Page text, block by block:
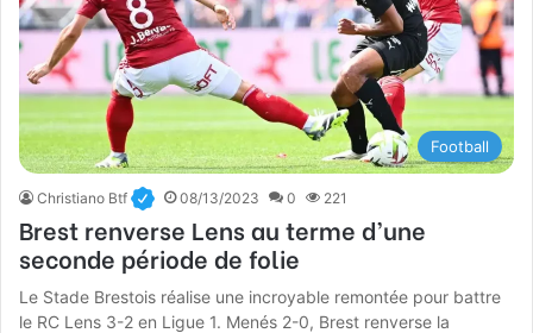
Football
Christiano Btf 08/13/2023 0 221
Brest renverse Lens au terme d’une
seconde période de folie
Le Stade Brestois réalise une incroyable remontée pour battre
le RC Lens 3-2 en Ligue 1. Menés 2-0, Brest renverse la